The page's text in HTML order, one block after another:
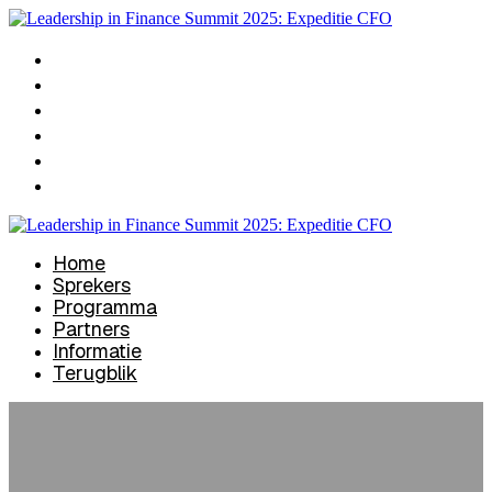
Home
Sprekers
Programma
Partners
Informatie
Terugblik